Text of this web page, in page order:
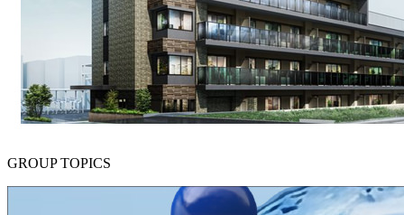
GROUP TOPICS